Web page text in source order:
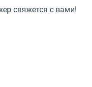
свяжется с вами!